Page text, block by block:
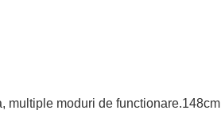
multiple moduri de functionare.148cm